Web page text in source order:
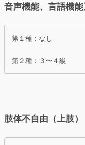
音声機能、言語機
第１種：なし
第２種：３〜４級
肢体不自由（上肢）